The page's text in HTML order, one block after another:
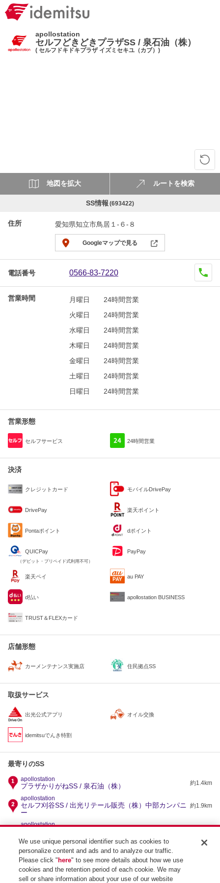
apollostation
セルフどきどきプラザSS / 泉石油（株）
( セルフドキドキプラザ イズミセキユ（カブ）)
SS情報 (693422)
住所 愛知県知立市鳥居１-６-８
Googleマップで見る
電話番号 0566-83-7220
営業時間 月曜日
24時間営業
火曜日
24時間営業
水曜日
24時間営業
木曜日
24時間営業
金曜日
24時間営業
土曜日
24時間営業
日曜日
24時間営業
地図を拡大 ルートを検索
営業形態
セルフサービス 24時間営業
決済
クレジットカード モバイルDrivePay
DrivePay 楽天ポイント
Pontaポイント dポイント
QUICPay
（デビット・プリペイド式利用不可）
PayPay
楽天ペイ au PAY
d払い apollostation BUSINESS
TRUST＆FLEXカード
店舗形態
カーメンテナンス実施店 住民拠点SS
取扱サービス
出光公式アプリ オイル交換
idemitsuでんき特割
最寄りのSS
apollostation
プラザかりがねSS / 泉石油（株） 約1.4km
apollostation
セルフ刈谷SS / 出光リテール販売（株）中部カンパニ
ー
約1.9km
apollostation
支店
apollostation
セルフ豊田駒場SS / 出光リテール販売（株）中部カン
パニー
apollostation
We use unique personal identifier such as cookies to
personalize content and ads and to analyze our traffic.
Please click " here" to see more details about how we use
cookies and the retention period of each cookie. We may
sell or share information about your use of our website